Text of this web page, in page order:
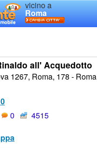
vicino a
Roma
all' Acquedotto
1267, Roma, 178 - Roma
0 4515